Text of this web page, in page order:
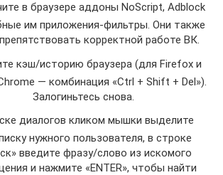
в браузере аддоны NoScript, Adblock
им приложения-фильтры. Они также
корректной работе ВК.
кэш/историю браузера (для Firefox и
— комбинация «Ctrl + Shift + Del»).
Залогиньтесь снова.
диалогов кликом мышки выделите
нужного пользователя, в строке
введите фразу/слово из искомого
и нажмите «ENTER», чтобы найти